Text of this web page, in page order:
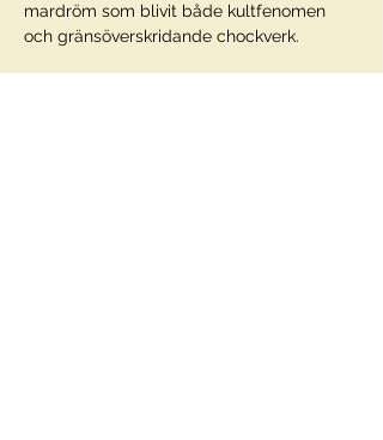
mardröm som blivit både kultfenomen
och gränsöverskridande chockverk.